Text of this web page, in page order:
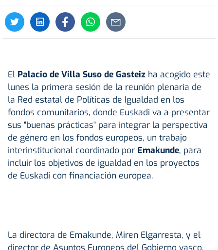
El Palacio de Villa Suso de Gasteiz ha acogido este
lunes la primera sesión de la reunión plenaria de
la Red estatal de Políticas de Igualdad en los
fondos comunitarios, donde Euskadi va a presentar
sus "buenas prácticas" para integrar la perspectiva
de género en los fondos europeos, un trabajo
interinstitucional coordinado por Emakunde, para
incluir los objetivos de igualdad en los proyectos
de Euskadi con financiación europea.
La directora de Emakunde, Miren Elgarresta, y el
director de Asuntos Europeos del Gobierno vasco,